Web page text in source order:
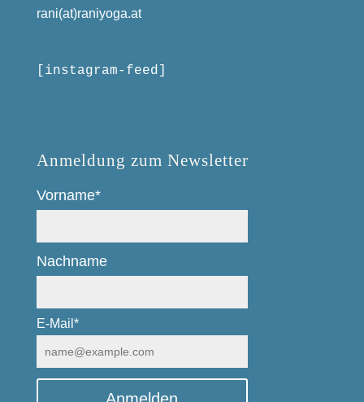
rani(at)raniyoga.at
[instagram-feed]
Anmeldung zum Newsletter
Vorname*
Nachname
E-Mail*